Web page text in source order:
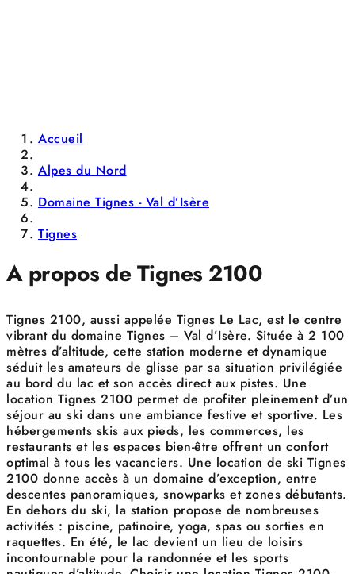
Accueil
Alpes du Nord
Domaine Tignes - Val d’Isère
Tignes
A propos de Tignes 2100
Tignes 2100, aussi appelée Tignes Le Lac, est le centre
vibrant du domaine Tignes – Val d’Isère. Située à 2 100
mètres d’altitude, cette station moderne et dynamique
séduit les amateurs de glisse par sa situation privilégiée
au bord du lac et son accès direct aux pistes. Une
location Tignes 2100 permet de profiter pleinement d’un
séjour au ski dans une ambiance festive et sportive. Les
hébergements skis aux pieds, les commerces, les
restaurants et les espaces bien-être offrent un confort
optimal à tous les vacanciers. Une location de ski Tignes
2100 donne accès à un domaine d’exception, entre
descentes panoramiques, snowparks et zones débutants.
En dehors du ski, la station propose de nombreuses
activités : piscine, patinoire, yoga, spas ou sorties en
raquettes. En été, le lac devient un lieu de loisirs
incontournable pour la randonnée et les sports